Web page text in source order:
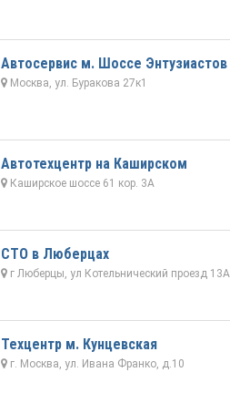
Автосервис м. Шоссе Энтузиастов
Москва, ул. Буракова 27к1
Автотехцентр на Каширском
Каширское шоссе 61 кор. 3А
СТО в Люберцах
г Люберцы, ул Котельнический проезд 13А
Техцентр м. Кунцевская
г. Москва, ул. Ивана Франко, д.10